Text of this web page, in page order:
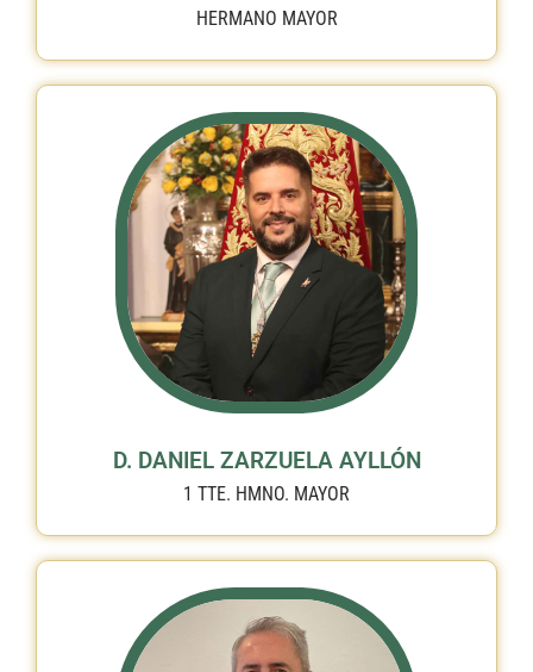
HERMANO MAYOR
D. DANIEL ZARZUELA AYLLÓN
1 TTE. HMNO. MAYOR